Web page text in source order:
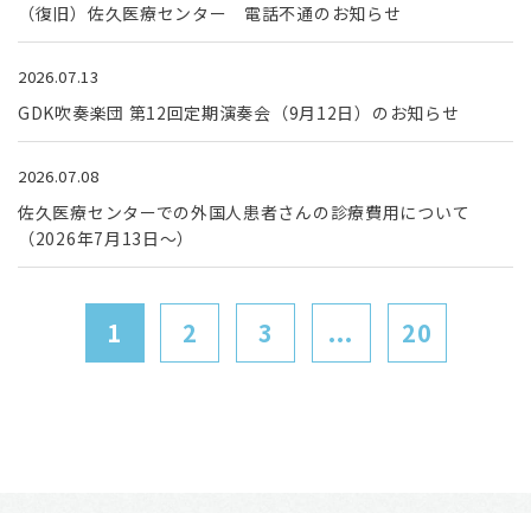
（復旧）佐久医療センター 電話不通のお知らせ
2026.07.13
GDK吹奏楽団 第12回定期演奏会（9月12日）のお知らせ
2026.07.08
佐久医療センターでの外国人患者さんの診療費用について
（2026年7月13日～）
1 2 3 ... 20